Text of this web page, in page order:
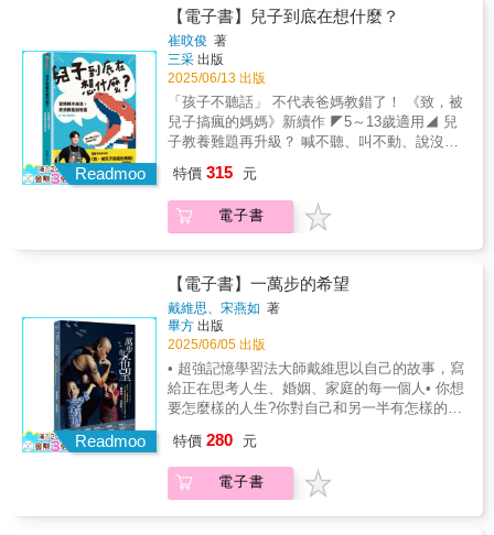
正出於愛的行為，讓我們能夠以愛心、健康且
自己陷於被最愛的人利用與將他人拒於門外以
避免受傷兩個極端之間，《為愛立界線》將為
你提供實用且符合聖經原則的指引，幫助你在
愛的基礎上設立健康的界線，而非走向極
端。」——喬丹．李．杜利（Jordan Lee
Dooley），《華爾街日報》暢銷書作者「麗莎
再次展現她的專長，溫柔地引導我們面對一個
中的界線。如果你和我一樣，光是談到界線這
個話題就會感到緊張與害怕，那麼《為愛立界
線》就是為你而寫的。麗莎透過她自身的生命
住落淚，那是因為我看見了希望與鼓舞─那些經
過與艱難界線對話後會變得更健康的關係。謝
謝你，麗莎，幫助了我們！每個人都需要這本
書！」——傑米．艾維（Jamie Ivey），暢銷
書作者、《The Happy Hour with Jamie Ivey》
播客主持人「《為愛立界線》充滿了聖經的真
理與治療性的智慧，幫助我們應對最複雜的人
帝的智慧。這或許是麗莎迄今最重要的一個信
息！」——珊卓與安迪．史丹利（Sandra and
Andy Stanley），北點事工「對許多人而言，
變│想要改變的時候，首先要放棄想要相互理解
的心願，你想讓父母理解你，甚至想等他們理
解後才開始行動，只會讓你被困在原地，永遠
無法踏出新的一步。#關於不愛│孩子很會隱藏
不被愛的傷痛，因為他們不願相信自己不被
愛，所以連自己的痛都會努力否定。#關於愛│
愛你的人會很高興看見你過得自在，而不會總
在抱怨你不滿足他們。
己。「不滿意現狀嗎？去跑一場馬拉松吧！跑
出去你的世界就不一樣。 不喜歡自己嗎？去
跑一場馬拉松吧！你會愛上終點的那個自
己。 對家人的冷漠失望嗎？去跑一場馬拉松
吧！你將感受到家人的緊密連結。」▎一位母
親從崩潰中重生、與自己和好的真實旅程★陪
孩子長大，也陪自己蛻變：教養不只是向外付
親子難題：青少年情緒風暴期，放手獨立與陪
伴靠近的兩難★不完美媽媽的剖心自白：每段
心碎、自省、調適，都是深刻而誠懇的真心話
▎上路後，她不再是女兒、妻子、母親，只是
走，是自我放逐，是放空，也是放下。在反覆
邁步與呼吸間，她堅定信念，享受獨處，縫補
自我。每一步，都是雨路對母職的再思考、對
生命意義的再詮釋：陪孩子長大，不代表得放
棄自己。受過傷、犯過錯，不代表不能癒合、
相互擁抱。▎跑過傷痛，締造自由而堅韌的連
結身為三明治世代，上有重病老父，下有青春
子女，跑步讓雨路有底氣面對這一切。她誠實
自剖內心，深刻揭示學習修復與放手的歷程。
生後的原諒釋懷：雨路童年時父母離異，母親
的缺席，父親的權威，是她內在小孩最深的陰
影。歷經突遭母喪、長照中風父親後，她慢慢
與支持，再加上適時的鼓勵，才能突破困境，
重拾希望與力量，走出人生的低谷，邁向新
生。
Readmoo
【電子書】兒子到底在想什麼？
崔旼俊 著
三采 出版
2025/06/13 出版
「孩子不聽話」 不代表爸媽教錯了！ 《致，被
兒子搞瘋的媽媽》新續作 ◤5～13歲適用◢ 兒
子教養難題再升級？ 喊不聽、叫不動、說沒用
始自責的你 －－焦慮世代的困擾－－ 被3C餵
大的兒子，爸媽該怎辦？ 【內容簡介】 明明想
教好兒子，卻總是演變成吼叫與自責的無限循
《致，被兒子搞瘋的媽媽》陪伴許多男孩媽媽
走過學齡前的混亂與崩潰。《兒子到底在想什
麼？》將戰場延伸到小學階段與前青春期
&hellip;&hellip; 當兒子總是發脾氣、沉浸在自
己的世界裡、不服輸、拒絕溝通時，爸媽該怎
麼辦？ 覺得兒子問題特別多，是因為父母沒有
正確約束的概念；無法正確地約束孩子，孩子
就容易變成大人眼中的問題兒童。 ──「因為是
兒子，所以才這麼難搞！」已經是過時的想
&times;6階段改善手遊沉迷 從先天氣質、後天
溝通到社會人際，破解那些「為何兒子總是
○╳○╳」的日常困境。 【愛逞強】 &rarr;兒子
特價 315 元
電子書
Readmoo
【電子書】一萬步的希望
戴維思、宋燕如 著
畢方 出版
2025/06/05 出版
• 超強記憶學習法大師戴維思以自己的故事，寫
給正在思考人生、婚姻、家庭的每一個人• 你想
要怎麼樣的人生?你對自己和另一半有怎樣的期
嗎？• 孩子對你的意義又是什麼?• 你想要給孩
子怎樣的人生?面對命運重擊，用一萬步，走出
希望。雙胞胎早產、妻子病逝，人生脆弱的時
特價 280 元
電子書